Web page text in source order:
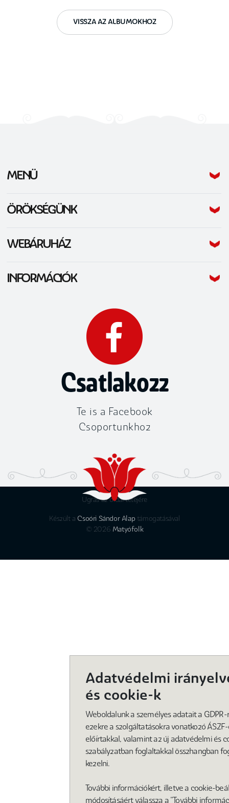
Adatvédelmi
és cookie-k
Weboldalunk a személyes adatait a GDPR-
ezekre a szolgáltatásokra vonatkozó
előírtakkal, valamint az új adatvédelmi és
szabályzatban foglaltakkal összhangban
kezelni.
További információkért, illetve a cookie-
módosításáért válassza a "További
VISSZA AZ ALBUMOKHOZ
MENÜ(CURRENT)
ÖRÖKSÉGÜNK(CURRENT)
WEBÁRUHÁZ(CURRENT)
INFORMÁCIÓK(CURRENT)
Csatlakozz
Te is a Facebook
Csoportunkhoz
Készült a Csoóri Sándor Alap támogatásával
Ugrás az oldal tetejére
© 2026 Matyófolk